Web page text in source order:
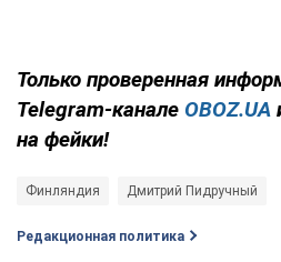
Только проверенная
Telegram-канале OBOZ.UA
на фейки!
Финляндия Дмитрий Пидручный
Редакционная политика